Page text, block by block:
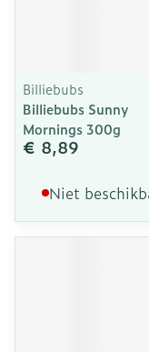
Billiebubs
Billiebubs Sunny
Mornings 300g
€ 8,89
Niet